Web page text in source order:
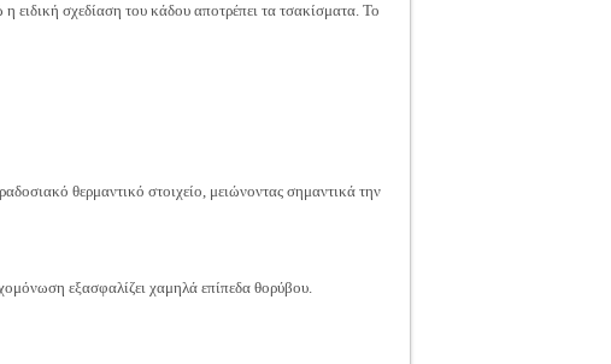
ειδική σχεδίαση του κάδου αποτρέπει τα τσακίσματα. Το
θερμαντικό στοιχείο, μειώνοντας σημαντικά την
εξασφαλίζει χαμηλά επίπεδα θορύβου.